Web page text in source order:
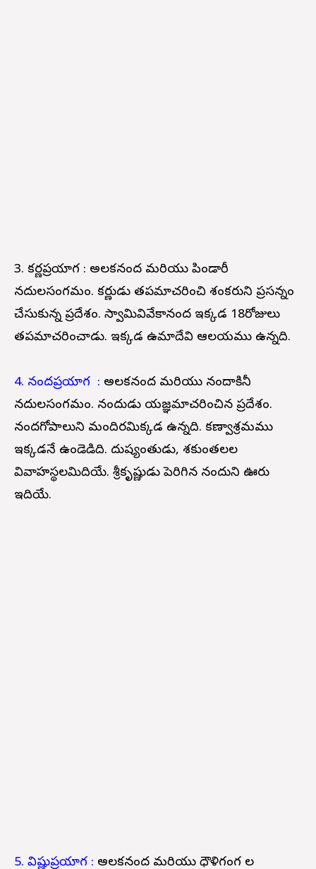
3. కర్ణప్రయాగ : అలకనంద మరియు పిండారీ
నదులసంగమం. కర్ణుడు తపమాచరించి శంకరుని ప్రసన్నం
చేసుకున్న ప్రదేశం. స్వామివివేకానంద ఇక్కడ 18రోజులు
తపమాచరించాడు. ఇక్కడ ఉమాదేవి ఆలయము ఉన్నది.
4. నందప్రయాగ : అలకనంద మరియు నందాకినీ
నదులసంగమం. నందుడు యజ్ఞమాచరించిన ప్రదేశం.
నందగోపాలుని మందిరమిక్కడ ఉన్నది. కణ్వాశ్రమము
ఇక్కడనే ఉండెడిది. దుష్యంతుడు, శకుంతలల
వివాహస్థలమిదియే. శ్రీకృష్ణుడు పెరిగిన నందుని ఊరు
ఇదియే.
5. విష్ణుప్రయాగ : అలకనంద మరియు ధౌళిగంగ ల